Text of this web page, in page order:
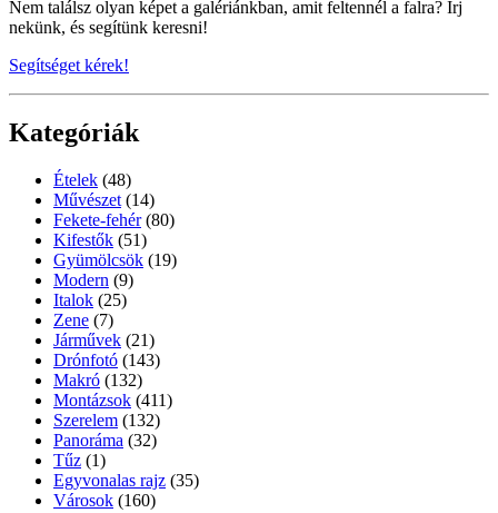
Nem találsz olyan képet a galériánkban, amit feltennél a falra? Írj
nekünk, és segítünk keresni!
Segítséget kérek!
Kategóriák
Ételek (48)
Művészet (14)
Fekete-fehér (80)
Kifestők (51)
Gyümölcsök (19)
Modern (9)
Italok (25)
Zene (7)
Járművek (21)
Drónfotó (143)
Makró (132)
Montázsok (411)
Szerelem (132)
Panoráma (32)
Tűz (1)
Egyvonalas rajz (35)
Városok (160)